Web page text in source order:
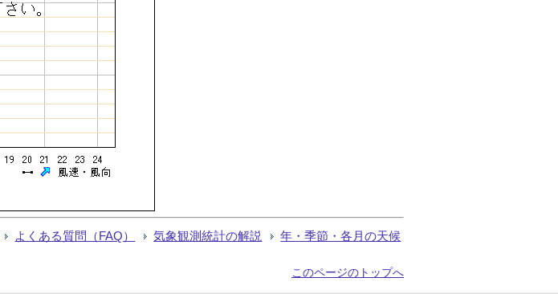
よくある質問（FAQ） 気象観測統計の解説 年・季節・各月の天候
このページのトップへ